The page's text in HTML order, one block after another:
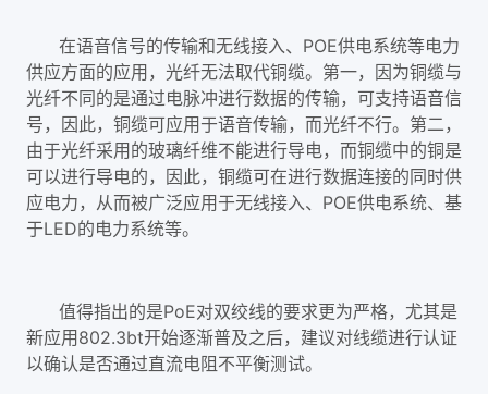
在语音信号的传输和无线接入、POE供电系统等电力
供应方面的应用，光纤无法取代铜缆。第一，因为铜缆与
光纤不同的是通过电脉冲进行数据的传输，可支持语音信
号，因此，铜缆可应用于语音传输，而光纤不行。第二，
由于光纤采用的玻璃纤维不能进行导电，而铜缆中的铜是
可以进行导电的，因此，铜缆可在进行数据连接的同时供
应电力，从而被广泛应用于无线接入、POE供电系统、基
于LED的电力系统等。
值得指出的是PoE对双绞线的要求更为严格，尤其是
新应用802.3bt开始逐渐普及之后，建议对线缆进行认证
以确认是否通过直流电阻不平衡测试。